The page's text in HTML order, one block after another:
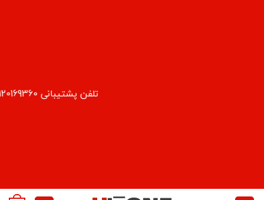
تلفن پشتیبانی 09120169360